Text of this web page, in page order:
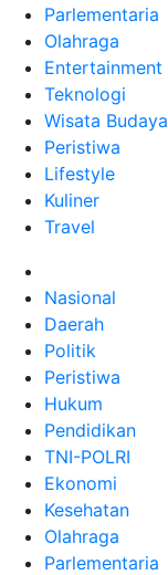
Parlementaria
Olahraga
Entertainment
Teknologi
Wisata Budaya
Peristiwa
Lifestyle
Kuliner
Travel
Nasional
Daerah
Politik
Peristiwa
Hukum
Pendidikan
TNI-POLRI
Ekonomi
Kesehatan
Olahraga
Parlementaria